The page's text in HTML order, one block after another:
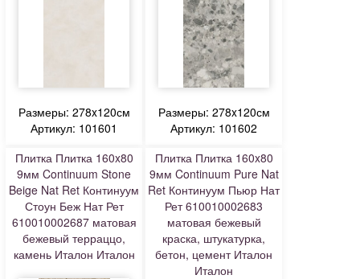
Размеры: 278x120см
Артикул: 101601
Размеры: 278x120см
Артикул: 101602
Плитка Плитка 160x80
9мм Continuum Stone
Beige Nat Ret Континуум
Стоун Беж Нат Рет
610010002687 матовая
бежевый терраццо,
камень Италон Италон
Плитка Плитка 160x80
9мм Continuum Pure Nat
Ret Континуум Пьюр Нат
Рет 610010002683
матовая бежевый
краска, штукатурка,
бетон, цемент Италон
Италон